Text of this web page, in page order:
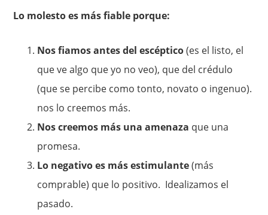
Lo molesto es más fiable porque:
Nos fiamos antes del escéptico(es el listo, el
que ve algo que yo no veo), que del crédulo
(que se percibe como tonto, novato o ingenuo).
nos lo creemos más.
Nos creemos más una amenaza que una
promesa.
Lo negativo es más estimulante(más
comprable) que lo positivo. Idealizamos el
pasado.